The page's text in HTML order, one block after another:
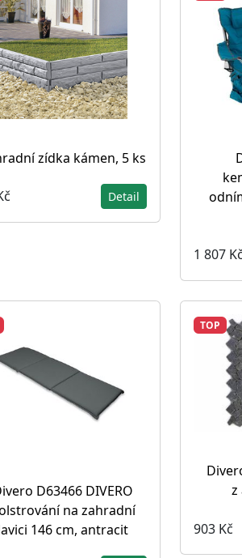
zídka kámen, 5 ks
Detail
1 807 Kč
D63466 DIVERO
na zahradní
146 cm, antracit
TOP
z
903 Kč